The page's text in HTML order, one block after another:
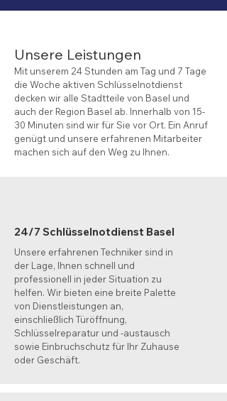
Unsere Leistungen
Mit unserem 24 Stunden am Tag und 7 Tage
die Woche aktiven Schlüsselnotdienst
decken wir alle Stadtteile von Basel und
auch der Region Basel ab. Innerhalb von 15-
30 Minuten sind wir für Sie vor Ort. Ein Anruf
genügt und unsere erfahrenen Mitarbeiter
machen sich auf den Weg zu Ihnen.
24/7 Schlüsselnotdienst Basel
Unsere erfahrenen Techniker sind in
der Lage, Ihnen schnell und
professionell in jeder Situation zu
helfen. Wir bieten eine breite Palette
von Dienstleistungen an,
einschließlich Türöffnung,
Schlüsselreparatur und -austausch
sowie Einbruchschutz für Ihr Zuhause
oder Geschäft.